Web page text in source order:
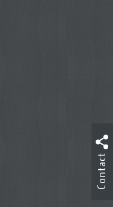
Contact